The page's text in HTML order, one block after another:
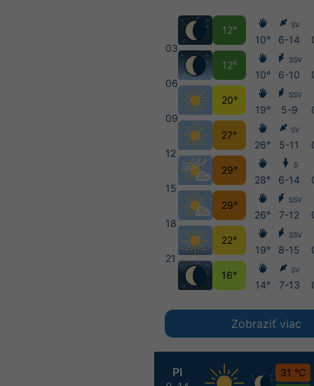
PI
31 °C
03
06
09
12
15
18
21
12°
12°
20°
27°
29°
29°
22°
16°
10°
10°
19°
26°
28°
26°
19°
14°
SV
6-14
SSV
6-10
SSV
5-9
SV
5-11
S
6-14
SSV
7-12
SSV
8-15
SV
7-13
Zobraziť viac